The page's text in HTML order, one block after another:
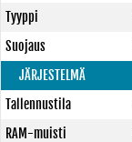
Tyyppi
Suojaus
JÄRJESTELMÄ
Tallennustila
RAM-muisti